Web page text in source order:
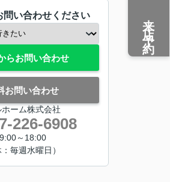
問い合わせください
らお問い合わせ
お問い合わせ
ーム株式会社
226-6908
9:00～18:00
：毎週水曜日）
来店予約